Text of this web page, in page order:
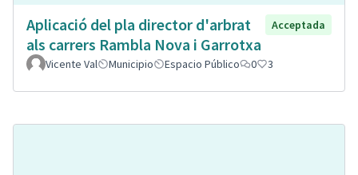
Aplicació del pla director d'arbrat
als carrers Rambla Nova i Garrotxa
Acceptada
Vicente Val Municipio Espacio Público 0 3